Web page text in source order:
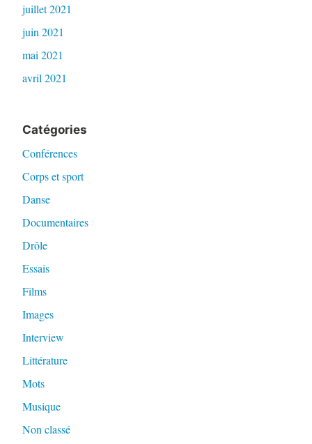
juillet 2021
juin 2021
mai 2021
avril 2021
Catégories
Conférences
Corps et sport
Danse
Documentaires
Drôle
Essais
Films
Images
Interview
Littérature
Mots
Musique
Non classé